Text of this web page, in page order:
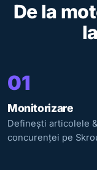
De la
01
Monitorizare
Definești articolele
concurenței pe